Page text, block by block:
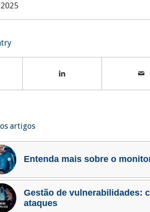
artigos
Entenda mais sobre o
Gestão de vulnerabilidades:
ataques